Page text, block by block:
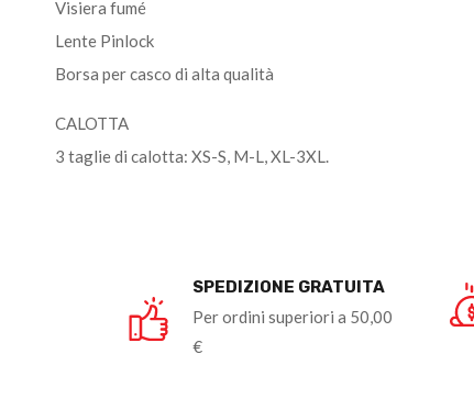
Visiera fumé
Lente Pinlock
Borsa per casco di alta qualità
CALOTTA
3 taglie di calotta: XS-S, M-L, XL-3XL.
SPEDIZIONE GRATUITA
Per ordini superiori a 50,00
€